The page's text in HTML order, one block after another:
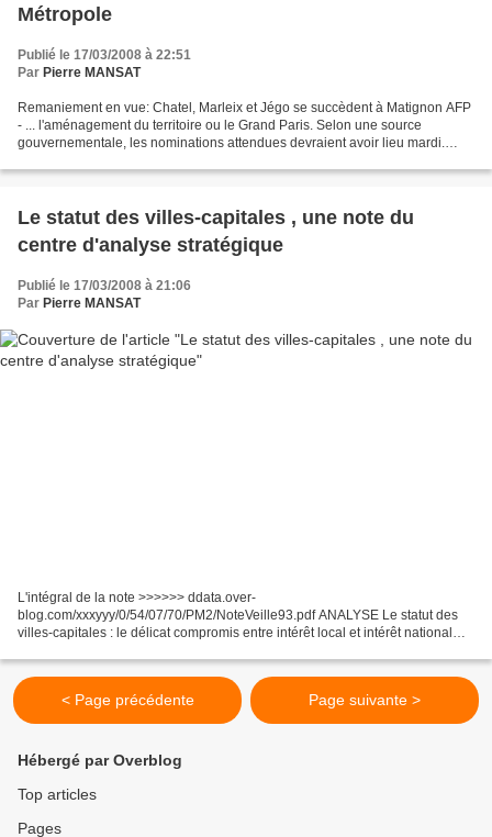
Métropole
Publié le 17/03/2008 à 22:51
Par Pierre MANSAT
Remaniement en vue: Chatel, Marleix et Jégo se succèdent à Matignon AFP
- ... l'aménagement du territoire ou le Grand Paris. Selon une source
gouvernementale, les nominations attendues devraient avoir lieu mardi.
Le statut des villes-capitales , une note du
centre d'analyse stratégique
Publié le 17/03/2008 à 21:06
Par Pierre MANSAT
L'intégral de la note >>>>>> ddata.over-
blog.com/xxxyyy/0/54/07/70/PM2/NoteVeille93.pdf ANALYSE Le statut des
villes-capitales : le délicat compromis entre intérêt local et intérêt national
< Page précédente Page suivante >
Hébergé par Overblog
Top articles
Pages